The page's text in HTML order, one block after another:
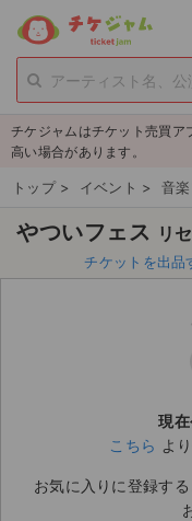
person_add 新規会員登録
チケットを探す
新着チケット
値下げしたチケット
都道府県からチケットを
チケットのリクエスト一
ライブ・コンサート（国
チケジャムはチケット売買ア
高い場合があります。
トップ > イベント > 音
やついフェス リ
チケットを出品
現在
こちら よ
お気に入りに登録す